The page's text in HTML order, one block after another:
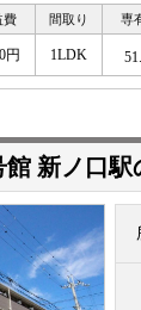
費 間取り 専
円 1LDK
新ノ口駅